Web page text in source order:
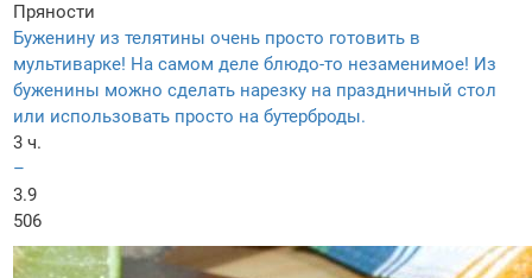
Пряности
Буженину из телятины очень просто готовить в
мультиварке! На самом деле блюдо-то незаменимое! Из
буженины можно сделать нарезку на праздничный стол
или использовать просто на бутерброды.
3 ч.
–
3.9
506